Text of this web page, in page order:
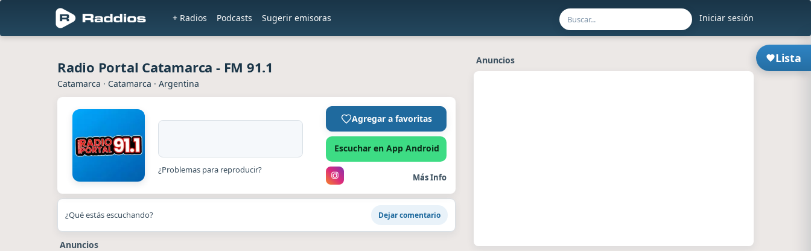
Iniciar sesión
+ Radios Podcasts Sugerir emisoras
Lista
Radio Portal Catamarca - FM 91.1
Catamarca · Catamarca · Argentina
¿Problemas para reproducir?
Agregar a favoritas
Escuchar en App Android
Más Info
¿Qué estás escuchando? Dejar comentario
Anuncios
Anuncios